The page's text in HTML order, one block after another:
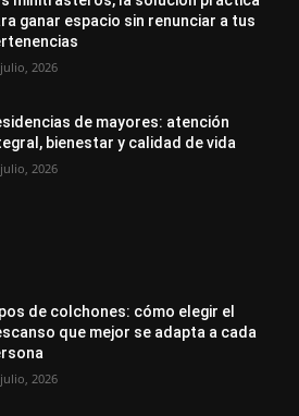
ganar espacio sin renunciar a tus
2026
de mayores: atención
bienestar y calidad de vida
2026
de colchones: cómo elegir el
que mejor se adapta a cada
2026